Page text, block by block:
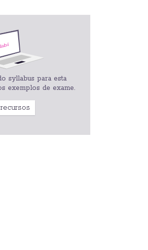
syllabus para esta
exemplos de exame.